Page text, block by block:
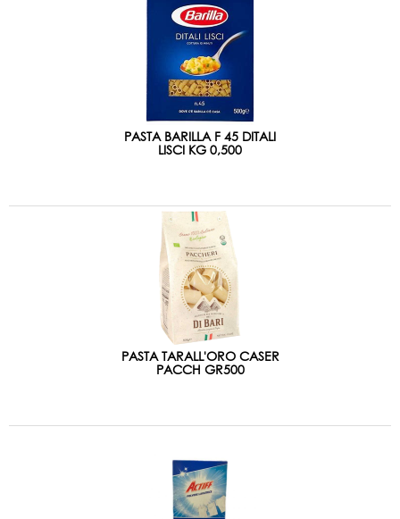
PASTA BARILLA F 45 DITALI
LISCI KG 0,500
PASTA TARALL'ORO CASER
PACCH GR500